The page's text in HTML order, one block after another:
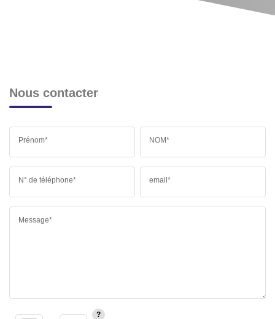
Nous contacter
Prénom* NOM*
N° de téléphone* email*
Message*